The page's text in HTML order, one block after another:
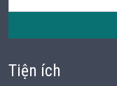
Tiện ích